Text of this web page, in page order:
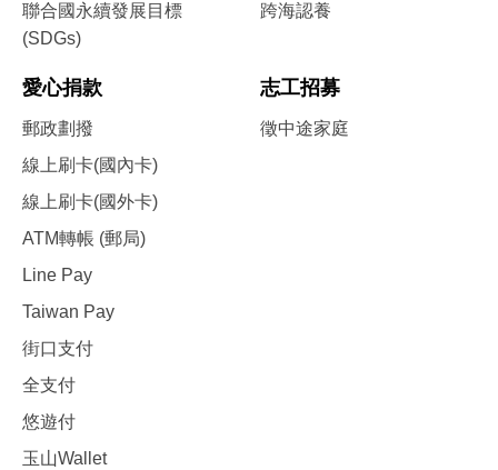
聯合國永續發展目標
(SDGs)
跨海認養
愛心捐款
郵政劃撥
線上刷卡(國內卡)
線上刷卡(國外卡)
ATM轉帳 (郵局)
Line Pay
Taiwan Pay
街口支付
全支付
悠遊付
玉山Wallet
志工招募
徵中途家庭